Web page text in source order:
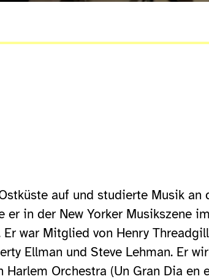
auf und studierte Musik
er in der New Yorker Musikszene
war Mitglied von Henry
Ellman und Steve Lehman. Er
Orchestra (Un Gran Dia en